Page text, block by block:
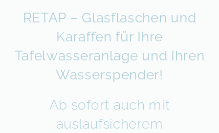
RETAP – Glasflaschen und
Karaffen für Ihre
Tafelwasseranlage und Ihren
Wasserspender!
Ab sofort auch mit
auslaufsicherem